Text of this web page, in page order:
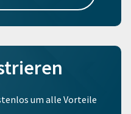
um alle Vorteile